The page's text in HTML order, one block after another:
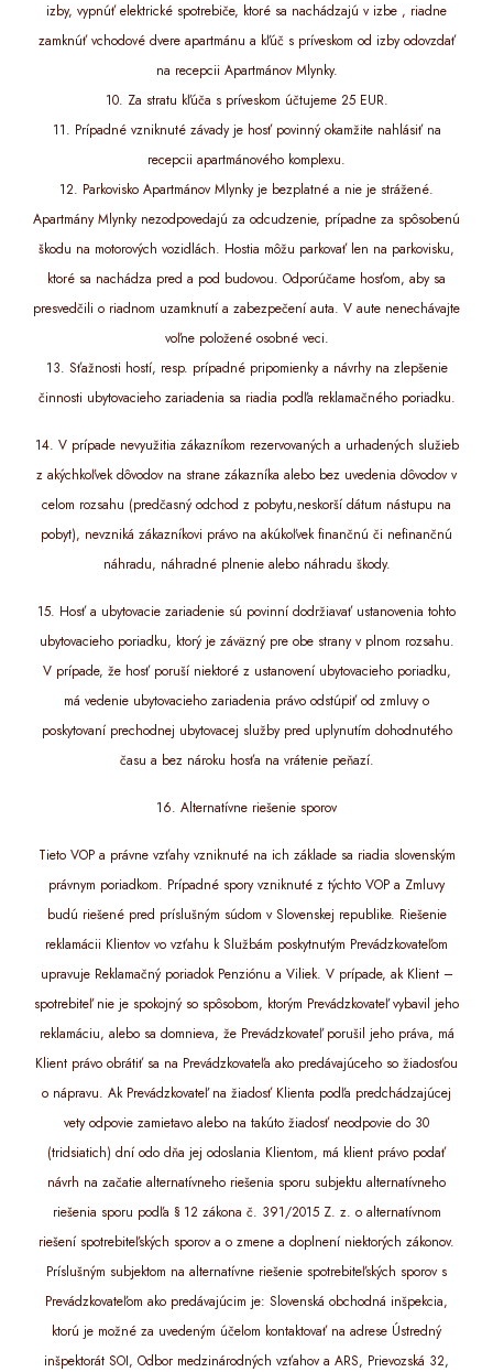
izby, vypnúť elektrické spotrebiče, ktoré sa nachádzajú v izbe , riadne
zamknúť vchodové dvere apartmánu a kľúč s príveskom od izby odovzdať
na recepcii Apartmánov Mlynky.
10. Za stratu kľúča s príveskom účtujeme 25 EUR.
11. Prípadné vzniknuté závady je hosť povinný okamžite nahlásiť na
recepcii apartmánového komplexu.
12. Parkovisko Apartmánov Mlynky je bezplatné a nie je strážené.
Apartmány Mlynky nezodpovedajú za odcudzenie, prípadne za spôsobenú
škodu na motorových vozidlách. Hostia môžu parkovať len na parkovisku,
ktoré sa nachádza pred a pod budovou. Odporúčame hosťom, aby sa
presvedčili o riadnom uzamknutí a zabezpečení auta. V aute nenechávajte
voľne položené osobné veci.
13. Sťažnosti hostí, resp. prípadné pripomienky a návrhy na zlepšenie
činnosti ubytovacieho zariadenia sa riadia podľa reklamačného poriadku.
14. V prípade nevyužitia zákazníkom rezervovaných a urhadených služieb
z akýchkoľvek dôvodov na strane zákazníka alebo bez uvedenia dôvodov v
celom rozsahu (predčasný odchod z pobytu,neskorší dátum nástupu na
pobyt), nevzniká zákazníkovi právo na akúkoľvek finančnú či nefinančnú
náhradu, náhradné plnenie alebo náhradu škody.
15. Hosť a ubytovacie zariadenie sú povinní dodržiavať ustanovenia tohto
ubytovacieho poriadku, ktorý je záväzný pre obe strany v plnom rozsahu.
V prípade, že hosť poruší niektoré z ustanovení ubytovacieho poriadku,
má vedenie ubytovacieho zariadenia právo odstúpiť od zmluvy o
poskytovaní prechodnej ubytovacej služby pred uplynutím dohodnutého
času a bez nároku hosťa na vrátenie peňazí.
16. Alternatívne riešenie sporov
Tieto VOP a právne vzťahy vzniknuté na ich základe sa riadia slovenským
právnym poriadkom. Prípadné spory vzniknuté z týchto VOP a Zmluvy
budú riešené pred príslušným súdom v Slovenskej republike. Riešenie
reklamácii Klientov vo vzťahu k Službám poskytnutým Prevádzkovateľom
upravuje Reklamačný poriadok Penziónu a Viliek. V prípade, ak Klient –
spotrebiteľ nie je spokojný so spôsobom, ktorým Prevádzkovateľ vybavil jeho
reklamáciu, alebo sa domnieva, že Prevádzkovateľ porušil jeho práva, má
Klient právo obrátiť sa na Prevádzkovateľa ako predávajúceho so žiadosťou
o nápravu. Ak Prevádzkovateľ na žiadosť Klienta podľa predchádzajúcej
vety odpovie zamietavo alebo na takúto žiadosť neodpovie do 30
(tridsiatich) dní odo dňa jej odoslania Klientom, má klient právo podať
návrh na začatie alternatívneho riešenia sporu subjektu alternatívneho
riešenia sporu podľa § 12 zákona č. 391/2015 Z. z. o alternatívnom
riešení spotrebiteľských sporov a o zmene a doplnení niektorých zákonov.
Príslušným subjektom na alternatívne riešenie spotrebiteľských sporov s
Prevádzkovateľom ako predávajúcim je: Slovenská obchodná inšpekcia,
ktorú je možné za uvedeným účelom kontaktovať na adrese Ústredný
inšpektorát SOI, Odbor medzinárodných vzťahov a ARS, Prievozská 32,